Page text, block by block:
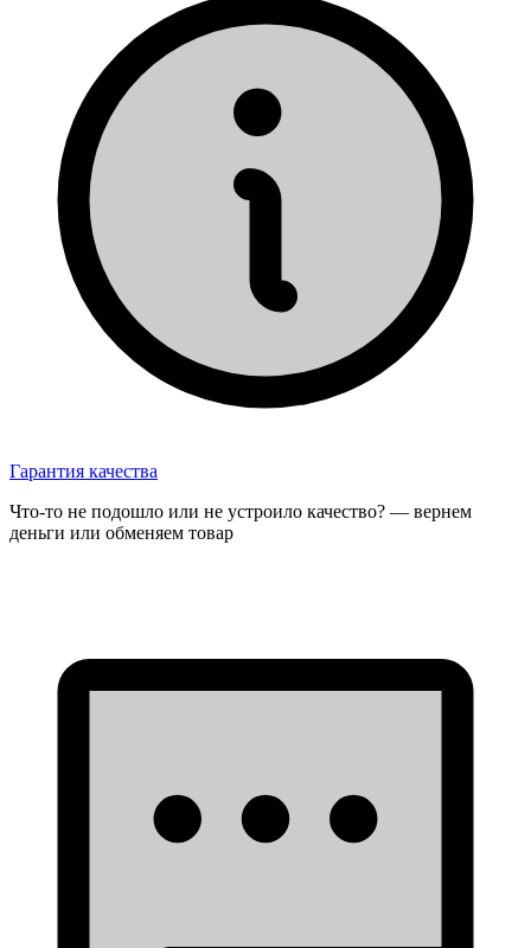
Гарантия качества
Что-то не подошло или не устроило качество? — вернем
деньги или обменяем товар